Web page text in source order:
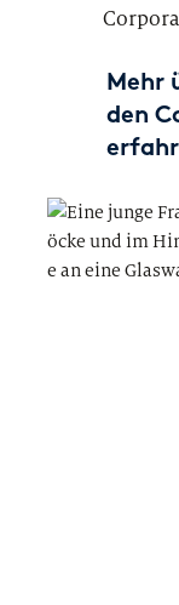
Mehr
den